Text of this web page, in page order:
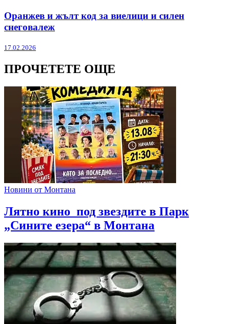
Оранжев и жълт код за виелици и силен
снеговалеж
17.02.2026
ПРОЧЕТЕТЕ ОЩЕ
Новини от Монтана
Лятно кино под звездите в Парк
„Сините езера“ в Монтана